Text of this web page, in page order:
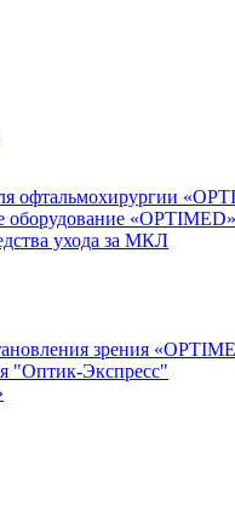
офтальмохирургии
оборудование «OPTIMED»
ухода за МКЛ
зрения
"Оптик-Экспресс"